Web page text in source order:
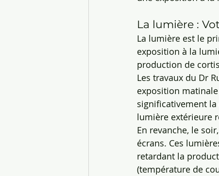
La lumière :
La lumière est le
exposition à la
production de
Les travaux du Dr
exposition
significativement
lumière extérieure
En revanche, le
écrans. Ces
retardant la
(température de